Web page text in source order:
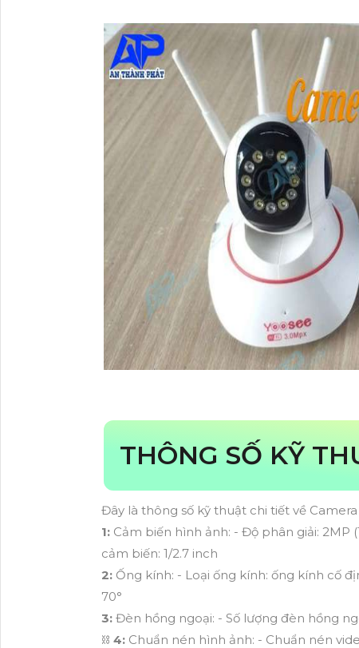
THÔNG SỐ KỸ
Đây là thông số kỹ thuật chi tiết về Camera
1: Cảm biến hình ảnh: - Độ phân giải: 2MP
cảm biến: 1/2.7 inch
2: Ống kính: - Loại ống kính: ống kính cố
70°
3: Đèn hồng ngoại: - Số lượng đèn hồng
⛓ 4: Chuẩn nén hình ảnh: - Chuẩn nén